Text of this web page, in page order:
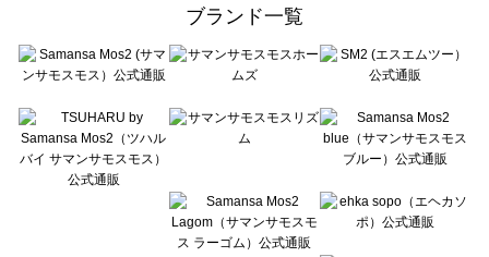
Te chichi（テチチ）の一覧
Te chichi CLASSIC（テチチ クラシック）の一覧
Lugnoncure（ルノンキュール）の一覧
BETTY'S BLUE（べティーズブルー）の一覧
Wpc.（ワールドパーティー）の一覧
ブランド一覧